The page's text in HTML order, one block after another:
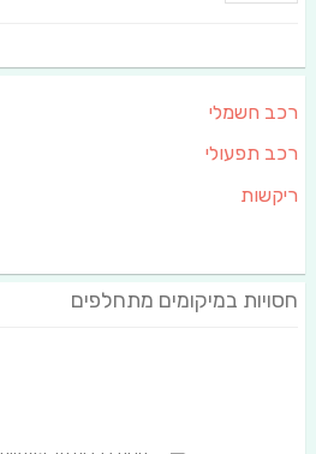
רכב חשמלי
רכב תפעולי
ריקשות
חסויות במיקומים מתחלפים